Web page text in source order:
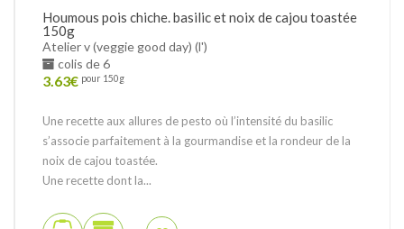
Houmous pois chiche. basilic et noix de cajou toastée
150g
Atelier v (veggie good day) (l')
colis de 6
3.63€ pour 150g
Une recette aux allures de pesto où l’intensité du basilic
s’associe parfaitement à la gourmandise et la rondeur de la
noix de cajou toastée.
Une recette dont la...